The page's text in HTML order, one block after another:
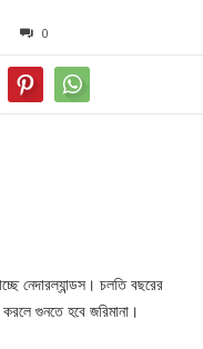
0
নেদারল্যান্ডস। চলতি বছরের
গুনতে হবে জরিমানা।